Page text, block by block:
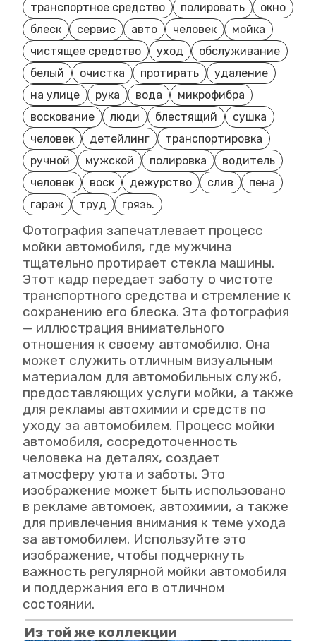
транспортное средство
полировать
окно
блеск
сервис авто человек
мойка
чистящее средство
уход
обслуживание
белый
очистка протирать
удаление
на улице
рука вода
микрофибра
воскование
люди блестящий
сушка
человек
детейлинг
транспортировка
ручной
мужской полировка
водитель
человек
воск дежурство слив
пена
гараж
труд грязь.
Фотография запечатлевает процесс
мойки автомобиля, где мужчина
тщательно протирает стекла машины.
Этот кадр передает заботу о чистоте
транспортного средства и стремление к
сохранению его блеска. Эта фотография
— иллюстрация внимательного
отношения к своему автомобилю. Она
может служить отличным визуальным
материалом для автомобильных служб,
предоставляющих услуги мойки, а также
для рекламы автохимии и средств по
уходу за автомобилем. Процесс мойки
автомобиля, сосредоточенность
человека на деталях, создает
атмосферу уюта и заботы. Это
изображение может быть использовано
в рекламе автомоек, автохимии, а также
для привлечения внимания к теме ухода
за автомобилем. Используйте это
изображение, чтобы подчеркнуть
важность регулярной мойки автомобиля
и поддержания его в отличном
состоянии.
Из той же коллекции